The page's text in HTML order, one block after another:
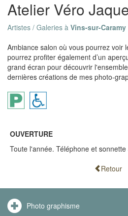
Atelier Véro
Artistes / Galeries à Vins-sur-Caramy
Ambiance salon où vous pourrez voir
pourrez profiter également d’un
grand écran pour découvrir
dernières créations de mes photo-
OUVERTURE
Toute l'année. Téléphone et
Retour
Photo graphisme